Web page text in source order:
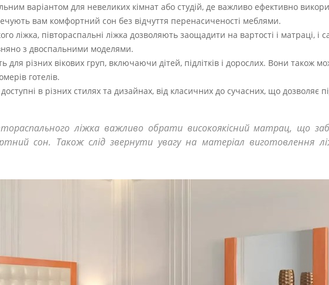
варіантом для невеликих кімнат або студій, де важливо ефективно
вам комфортний сон без відчуття перенасиченості меблями.
ліжка, півтораспальні ліжка дозволяють заощадити на вартості і матраці, і
з двоспальними моделями.
для різних вікових груп, включаючи дітей, підлітків і дорослих. Вони також
готелів.
в різних стилях та дизайнах, від класичних до сучасних, що дозволяє
ліжка важливо обрати високоякісний матрац, що
сон. Також слід звернути увагу на матеріал виготовлення